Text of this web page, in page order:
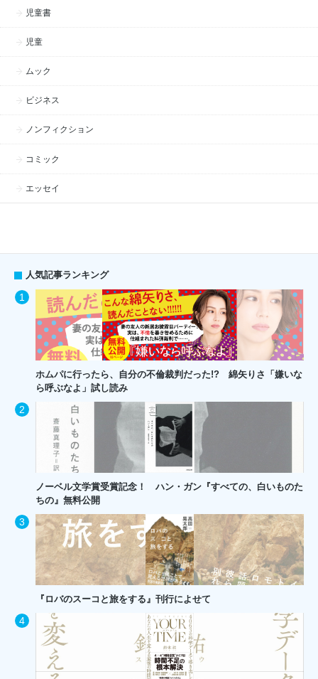
児童書
児童
ムック
ビジネス
ノンフィクション
コミック
エッセイ
人気記事ランキング
ホムパに行ったら、自分の不倫裁判だった!? 綿矢りさ「嫌いな
ら呼ぶなよ」試し読み
ノーベル文学賞受賞記念！ ハン・ガン『すべての、白いものた
ちの』無料公開
『ロバのスーコと旅をする』刊行によせて